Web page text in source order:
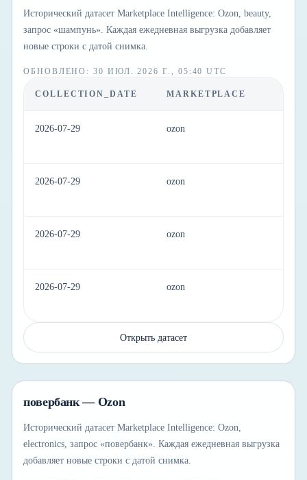
Исторический датасет Marketplace Intelligence: Ozon, beauty,
запрос «шампунь». Каждая ежедневная выгрузка добавляет
новые строки с датой снимка.
ОБНОВЛЕНО :30 ИЮЛ. 2026 Г., 05:40 UTC
COLLECTION_DATE MARKETPLACE
2026-07-29 ozon
2026-07-29 ozon
2026-07-29 ozon
2026-07-29 ozon
Открыть датасет
повербанк — Ozon
Исторический датасет Marketplace Intelligence: Ozon,
electronics, запрос «повербанк». Каждая ежедневная выгрузка
добавляет новые строки с датой снимка.